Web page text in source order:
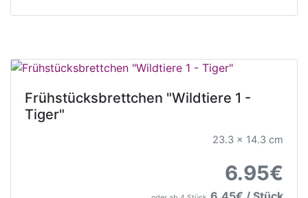
Frühstücksbrettchen "Wildtiere 1 -
Tiger"
23.3 x 14.3 cm
6.95€